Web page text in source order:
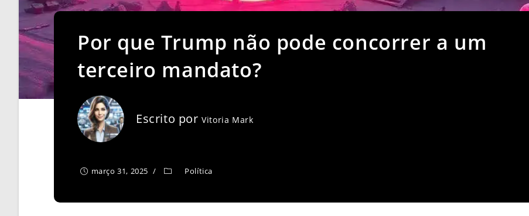
Por que Trump não pode concorrer a um
terceiro mandato?
Escrito porVitoria Mark
março 31, 2025 Política